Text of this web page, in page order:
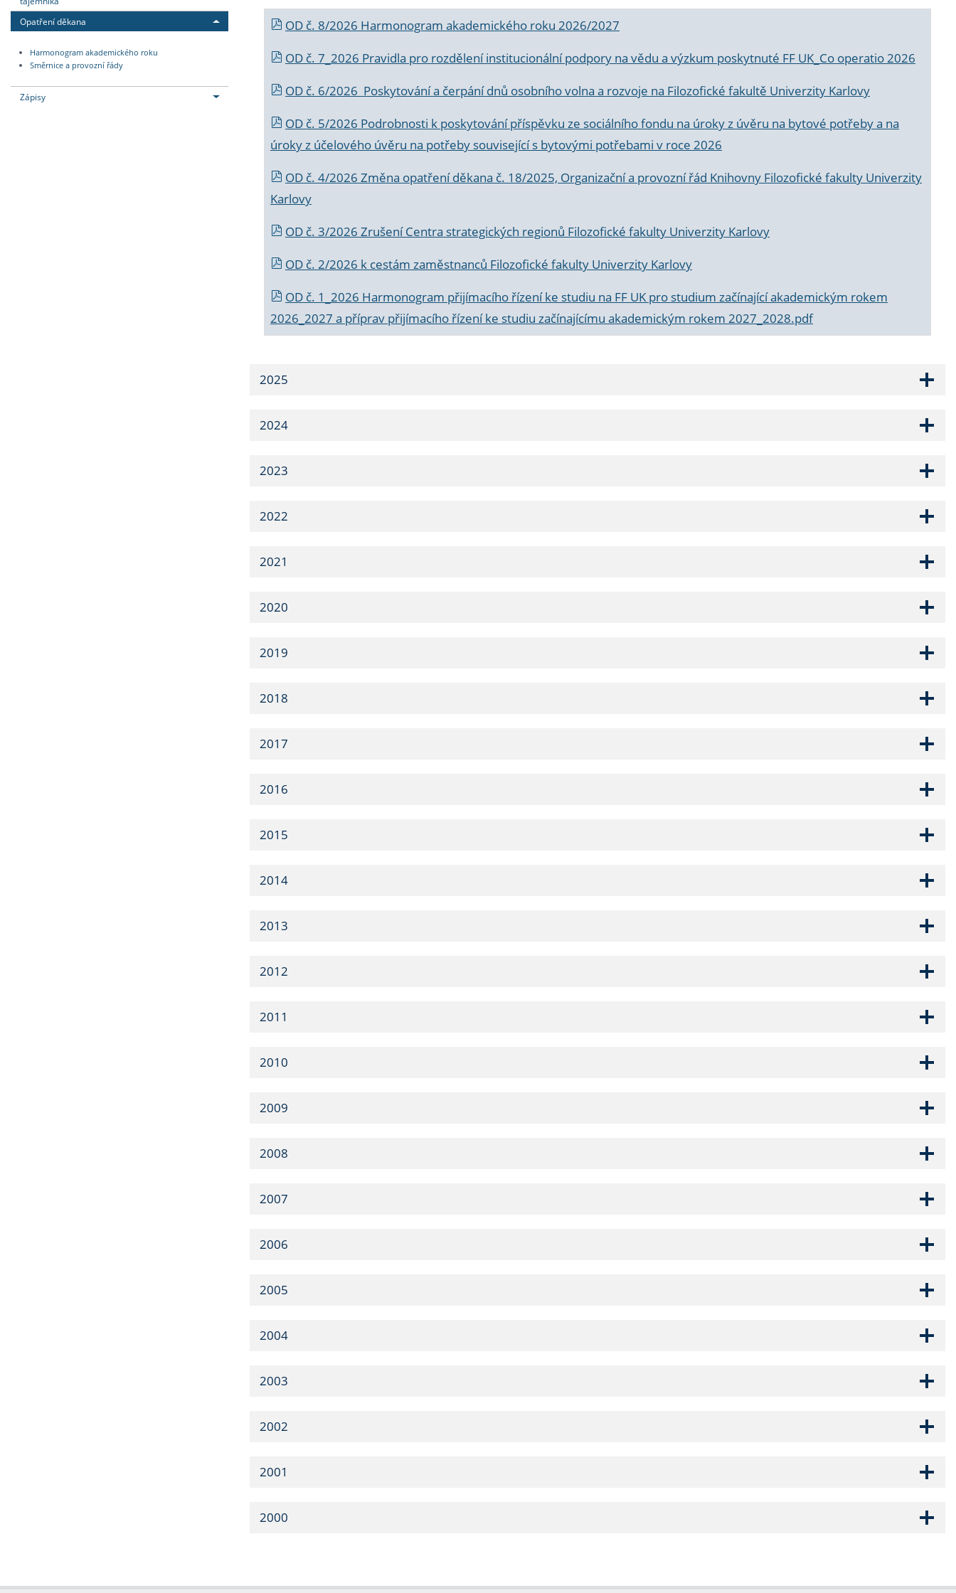
Opatření děkana
Harmonogram akademického roku
Směrnice a provozní řády
Zápisy
OD č. 8/2026 Harmonogram akademického roku 2026/2027
OD č. 7_2026 Pravidla pro rozdělení institucionální podpory na vědu a výzkum poskytnuté FF UK_Co operatio 2026
OD č. 6/2026 Poskytování a čerpání dnů osobního volna a rozvoje na Filozofické fakultě Univerzity Karlovy
OD č. 5/2026 Podrobnosti k poskytování příspěvku ze sociálního fondu na úroky z úvěru na bytové potřeby a na
úroky z účelového úvěru na potřeby související s bytovými potřebami v roce 2026
OD č. 4/2026 Změna opatření děkana č. 18/2025, Organizační a provozní řád Knihovny Filozofické fakulty Univerzity
Karlovy
OD č. 3/2026 Zrušení Centra strategických regionů Filozofické fakulty Univerzity Karlovy
OD č. 2/2026 k cestám zaměstnanců Filozofické fakulty Univerzity Karlovy
OD č. 1_2026 Harmonogram přijímacího řízení ke studiu na FF UK pro studium začínající akademickým rokem
2026_2027 a příprav přijímacího řízení ke studiu začínajícímu akademickým rokem 2027_2028.pdf
2025
2024
2023
2022
2021
2020
2019
2018
2017
2016
2015
2014
2013
2012
2011
2010
2009
2008
2007
2006
2005
2004
2003
2002
2001
2000